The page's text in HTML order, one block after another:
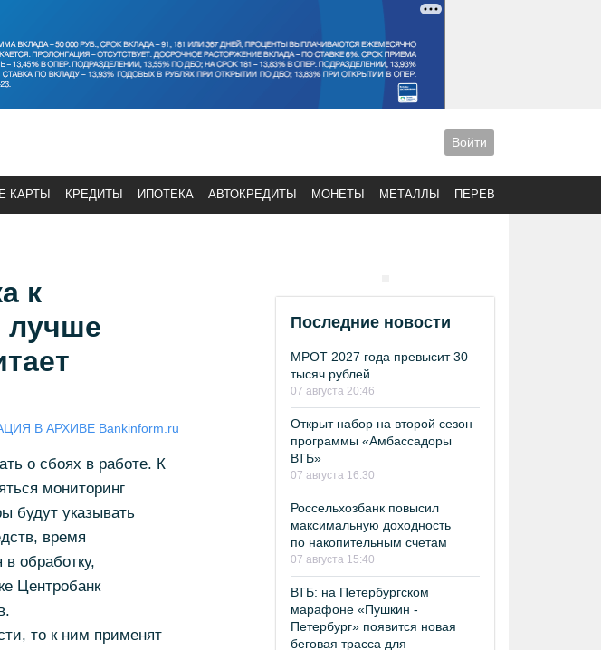
Войти
КАРТЫ КРЕДИТЫ ИПОТЕКА АВТОКРЕДИТЫ МОНЕТЫ МЕТАЛЛЫ ПЕРЕВОДЫ
к
лучше
В АРХИВЕ Bankinform.ru
о сбоях в работе. К
мониторинг
будут указывать
время
обработку,
Центробанк
то к ним применят
Последние новости
МРОТ 2027 года превысит 30
тысяч рублей
07 августа 20:46
Открыт набор на второй сезон
программы «Амбассадоры
ВТБ»
07 августа 16:30
Россельхозбанк повысил
максимальную доходность
по накопительным счетам
07 августа 15:40
ВТБ: на Петербургском
марафоне «Пушкин -
Петербург» появится новая
беговая трасса для